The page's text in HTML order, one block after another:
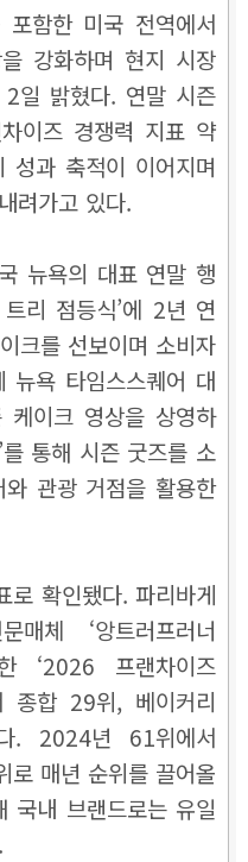
함한 미국 전역에서
강화하며 현지 시장
일 밝혔다. 연말 시즌
이즈 경쟁력 지표 약
성과 축적이 이어지며
려가고 있다.
뉴욕의 대표 연말 행
리 점등식’에 2년 연
크를 선보이며 소비자
뉴욕 타임스스퀘어 대
이크 영상을 상영하
통해 시즌 굿즈를 소
관광 거점을 활용한
로 확인됐다. 파리바게
체 ‘앙트러프러너
‘2026 프랜차이즈
종합 29위, 베이커리
. 2024년 61위에서
매년 순위를 끌어올
국내 브랜드로는 유일